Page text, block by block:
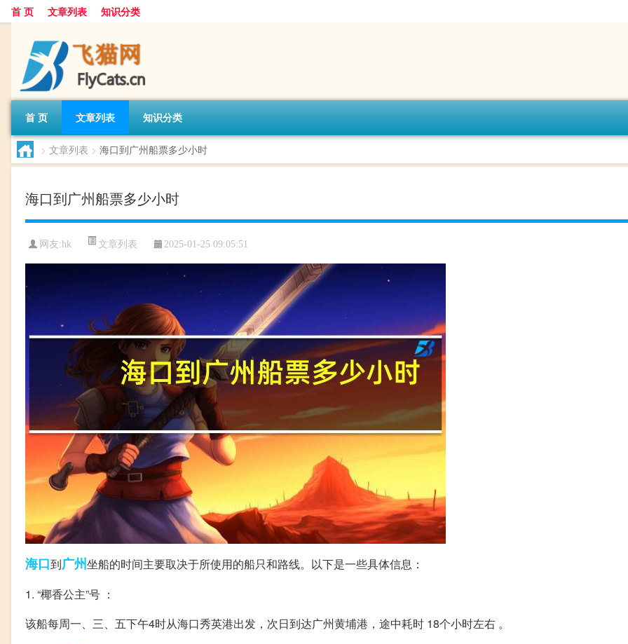
首 页 文章列表 知识分类
首 页 文章列表 知识分类
> 文章列表 > 海口到广州船票多少小时
海口到广州船票多少小时
网友:hk 文章列表 2025-01-25 09:05:51
海口到广州坐船的时间主要取决于所使用的船只和路线。以下是一些具体信息：
1. “椰香公主”号 ：
该船每周一、三、五下午4时从海口秀英港出发，次日到达广州黄埔港，途中耗时 18个小时左右 。